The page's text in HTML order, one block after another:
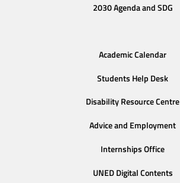
2030 Agenda and SDG
Academic Calendar
Students Help Desk
Disability Resource Centre
Advice and Employment
Internships Office
UNED Digital Contents